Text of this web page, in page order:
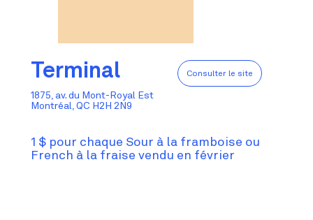
Terminal Consulter le site
1875, av. du Mont-Royal Est
Montréal, QC H2H 2N9
1 $ pour chaque Sour à la framboise ou
French à la fraise vendu en février